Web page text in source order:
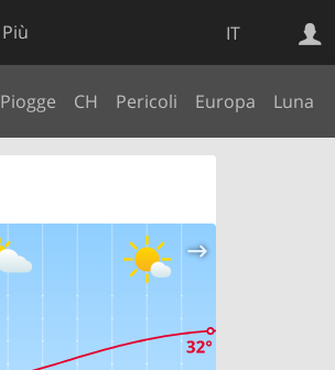
IT
Più
Piogge CH Pericoli Europa Luna
Ricerca Web